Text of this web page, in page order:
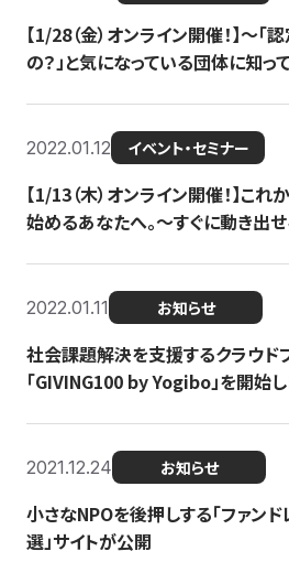
【1/28（金）オンライン開催！】〜
の？」と気になっている団体に知っ
2022.01.12 イベント・セミナー
【1/13（木）オンライン開催！】こ
始めるあなたへ。〜すぐに動き出せ
2022.01.11 お知らせ
社会課題解決を支援するクラウド
「GIVING100 by Yogibo」を開始
2021.12.24 お知らせ
小さなNPOを後押しする「ファン
選」サイトが公開